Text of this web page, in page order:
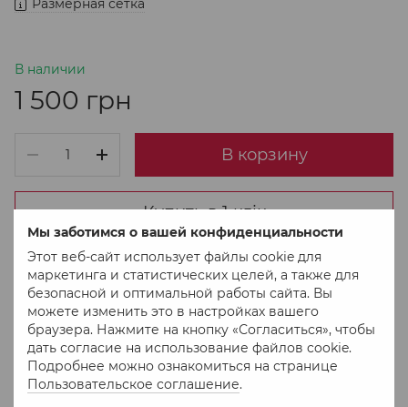
Мы заботимся о вашей конфиденциальности
Этот веб-сайт использует файлы cookie для
маркетинга и статистических целей, а также для
безопасной и оптимальной работы сайта. Вы
можете изменить это в настройках вашего
браузера. Нажмите на кнопку «Согласиться», чтобы
дать согласие на использование файлов cookie.
Подробнее можно ознакомиться на странице
Пользовательское соглашение.
Размерная сетка
В наличии
1 500 грн
В корзину
Купить в 1 клік
В избранное К сравнению